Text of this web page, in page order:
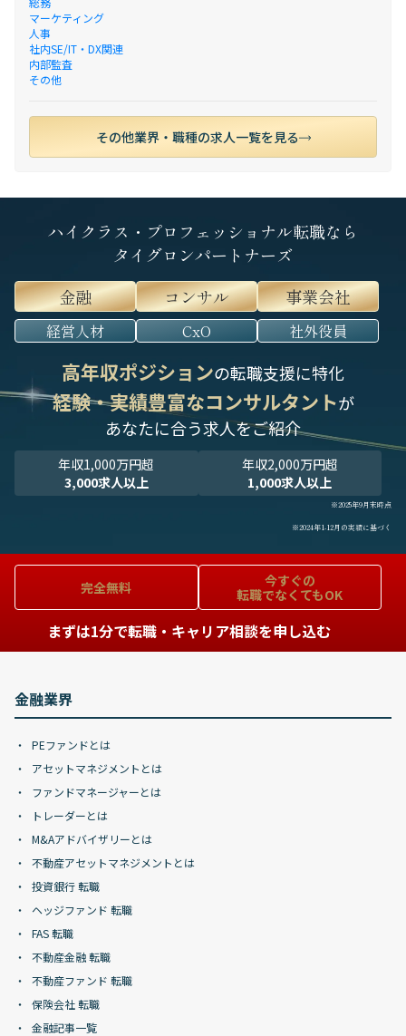
マーケティング
人事
社内SE/IT・DX関連
内部監査
その他
その他業界・職種の求人一覧を見る
ハイクラス・プロフェッショナル転職なら
タイグロンパートナーズ
金融
コンサル 事業会社
経営人材 CxO 社外役員
高年収ポジションの転職支援に特化
経験・実績豊富なコンサルタントが
あなたに合う求人をご紹介
年収1,000万円超
3,000求人以上
年収2,000万円超
1,000求人以上
※2025年9月末時点
※2024年1-12月の実績に基づく
完全無料
今すぐの
転職でなくてもOK
まずは1分で転職・キャリア相談を申し込む
金融業界
PEファンドとは
アセットマネジメントとは
ファンドマネージャーとは
トレーダーとは
M&Aアドバイザリーとは
不動産アセットマネジメントとは
投資銀行 転職
ヘッジファンド 転職
FAS 転職
不動産金融 転職
不動産ファンド 転職
保険会社 転職
金融記事一覧